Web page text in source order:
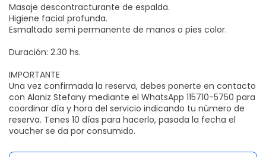
Masaje descontracturante de espalda.
Higiene facial profunda.
Esmaltado semi permanente de manos o pies color.
Duración: 2.30 hs.
IMPORTANTE
Una vez confirmada la reserva, debes ponerte en contacto
con Alaniz Stefany mediante el WhatsApp 115710-5750 para
coordinar día y hora del servicio indicando tu número de
reserva. Tenes 10 días para hacerlo, pasada la fecha el
voucher se da por consumido.